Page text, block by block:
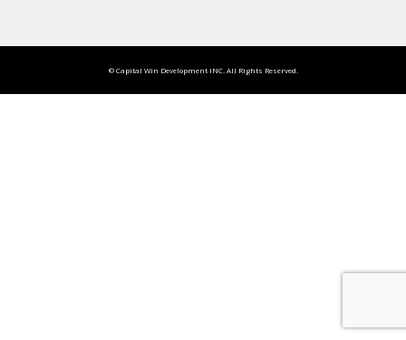
© Capital Win Development INC. All Rights Reserved.